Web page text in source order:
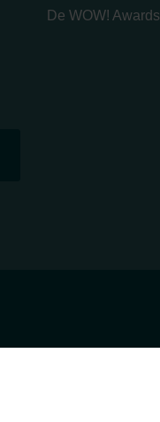
De WOW! Awards